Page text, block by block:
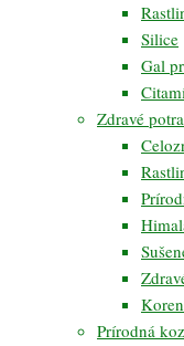
Silice
Gal
Zdravé
Prírodná